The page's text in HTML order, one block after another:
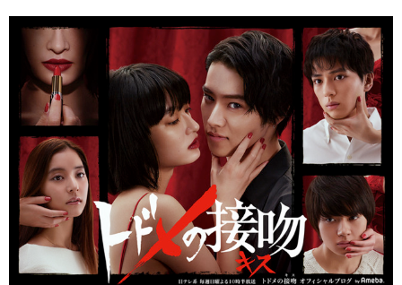
ショッピング その他
その他